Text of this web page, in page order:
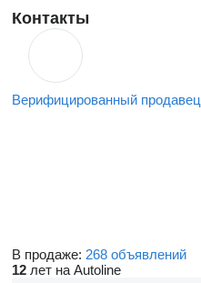
Контакты
Верифицированный продавец
В продаже: 268 объявлений
12 лет на Autoline